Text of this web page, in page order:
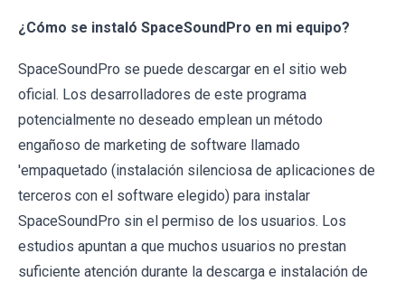
¿Cómo se instaló SpaceSoundPro en mi equipo?
SpaceSoundPro se puede descargar en el sitio web
oficial. Los desarrolladores de este programa
potencialmente no deseado emplean un método
engañoso de marketing de software llamado
'empaquetado (instalación silenciosa de aplicaciones de
terceros con el software elegido) para instalar
SpaceSoundPro sin el permiso de los usuarios. Los
estudios apuntan a que muchos usuarios no prestan
suficiente atención durante la descarga e instalación de